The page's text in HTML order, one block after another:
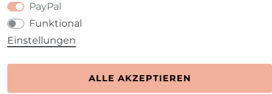
PayPal
Funktional
Einstellungen
ALLE AKZEPTIEREN